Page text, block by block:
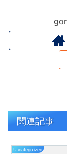
関連記事
Uncategorized